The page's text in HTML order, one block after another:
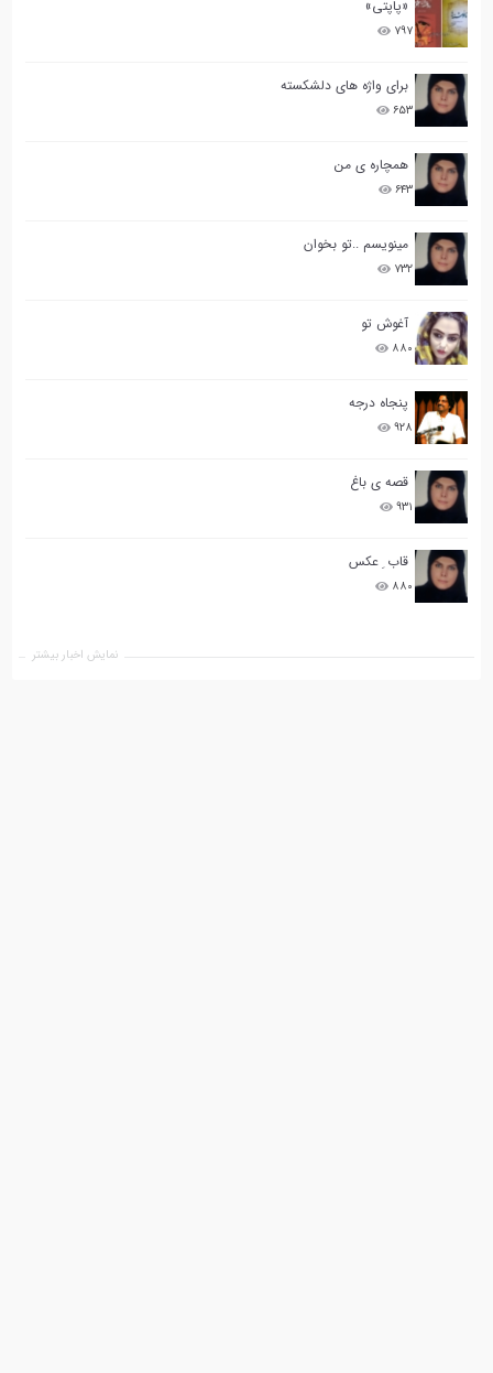
«پاپتی»
۷۹۷
برای واژه های دلشکسته
۶۵۳
همچاره ی من
۶۴۳
مینویسم ..تو بخوان
۷۳۲
آغوش تو
۸۸۰
پنجاه درجه
۹۲۸
قصه ی باغ
۹۳۱
قاب ِ عکس
۸۸۰
نمایش اخبار بیشتر